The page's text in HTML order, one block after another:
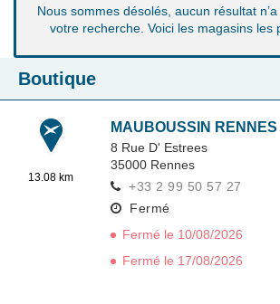
Nous sommes désolés, aucun résultat
votre recherche. Voici les magasins les
Boutique
13.08 km
MAUBOUSSIN RENNES
8 Rue D' Estrees
35000 Rennes
+33 2 99 50 57 27
Fermé
Fermé le 10/08/2026
Fermé le 17/08/2026